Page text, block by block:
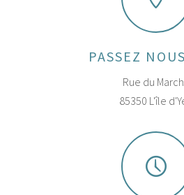
PASSEZ
Rue du
85350 L'île